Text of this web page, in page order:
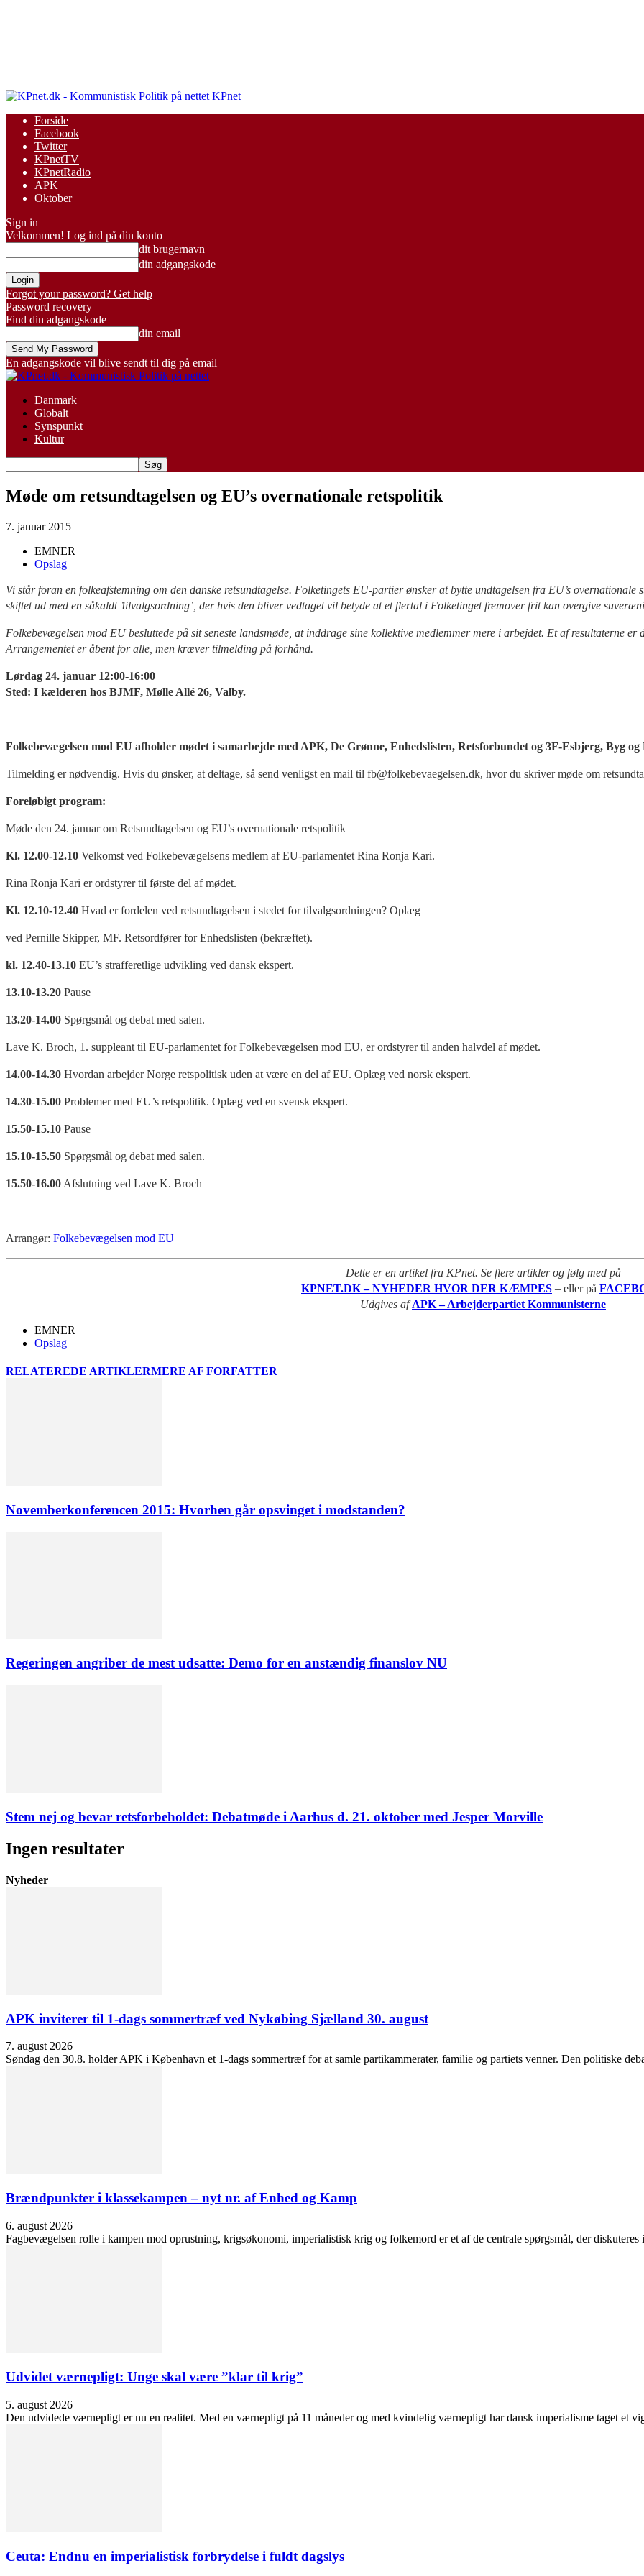
KPnet
Forside
Facebook
Twitter
KPnetTV
KPnetRadio
APK
Oktober
Sign in
Velkommen! Log ind på din konto
dit brugernavn
din adgangskode
Forgot your password? Get help
Password recovery
Find din adgangskode
din email
En adgangskode vil blive sendt til dig på email
Danmark
Globalt
Synspunkt
Kultur
Møde om retsundtagelsen og EU’s overnationale retspolitik
7. januar 2015
EMNER
Opslag
Vi står foran en folkeafstemning om den danske retsundtagelse. Folketingets EU-partier ønsker at bytte undtagelsen fra EU’s overnationale
skiftet ud med en såkaldt ’tilvalgsordning’, der hvis den bliver vedtaget vil betyde at et flertal i Folketinget fremover frit kan overgive
Folkebevægelsen mod EU besluttede på sit seneste landsmøde, at inddrage sine kollektive medlemmer mere i arbejdet. Et af resultaterne er
Arrangementet er åbent for alle, men kræver tilmelding på forhånd.
Lørdag 24. januar 12:00-16:00
Sted: I kælderen hos BJMF, Mølle Allé 26, Valby.
Folkebevægelsen mod EU afholder mødet i samarbejde med APK, De Grønne, Enhedslisten, Retsforbundet og 3F-Esbjerg, Byg
Tilmelding er nødvendig. Hvis du ønsker, at deltage, så send venligst en mail til fb@folkebevaegelsen.dk, hvor du skriver møde om
Foreløbigt program:
Møde den 24. januar om Retsundtagelsen og EU’s overnationale retspolitik
Kl. 12.00-12.10 Velkomst ved Folkebevægelsens medlem af EU-parlamentet Rina Ronja Kari.
Rina Ronja Kari er ordstyrer til første del af mødet.
Kl. 12.10-12.40 Hvad er fordelen ved retsundtagelsen i stedet for tilvalgsordningen? Oplæg
ved Pernille Skipper, MF. Retsordfører for Enhedslisten (bekræftet).
kl. 12.40-13.10 EU’s strafferetlige udvikling ved dansk ekspert.
13.10-13.20 Pause
13.20-14.00 Spørgsmål og debat med salen.
Lave K. Broch, 1. suppleant til EU-parlamentet for Folkebevægelsen mod EU, er ordstyrer til anden halvdel af mødet.
14.00-14.30 Hvordan arbejder Norge retspolitisk uden at være en del af EU. Oplæg ved norsk ekspert.
14.30-15.00 Problemer med EU’s retspolitik. Oplæg ved en svensk ekspert.
15.50-15.10 Pause
15.10-15.50 Spørgsmål og debat med salen.
15.50-16.00 Afslutning ved Lave K. Broch
Arrangør: Folkebevægelsen mod EU
Dette er en artikel fra KPnet. Se flere artikler og følg med på
KPNET.DK – NYHEDER HVOR DER KÆMPES – eller på
Udgives afAPK – Arbejderpartiet Kommunisterne
EMNER
Opslag
RELATEREDE ARTIKLERMERE AF FORFATTER
Novemberkonferencen 2015: Hvorhen går opsvinget i modstanden?
Regeringen angriber de mest udsatte: Demo for en anstændig finanslov NU
Stem nej og bevar retsforbeholdet: Debatmøde i Aarhus d. 21. oktober med Jesper Morville
Ingen resultater
Nyheder
APK inviterer til 1-dags sommertræf ved Nykøbing Sjælland 30. august
7. august 2026
Søndag den 30.8. holder APK i København et 1-dags sommertræf for at samle partikammerater, familie og partiets venner. Den politiske
Brændpunkter i klassekampen – nyt nr. af Enhed og Kamp
6. august 2026
Fagbevægelsen rolle i kampen mod oprustning, krigsøkonomi, imperialistisk krig og folkemord er et af de centrale spørgsmål, der
Udvidet værnepligt: Unge skal være ”klar til krig”
5. august 2026
Den udvidede værnepligt er nu en realitet. Med en værnepligt på 11 måneder og med kvindelig værnepligt har dansk imperialisme taget et
Ceuta: Endnu en imperialistisk forbrydelse i fuldt dagslys